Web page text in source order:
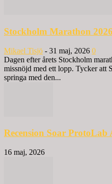
Stockholm Marathon
Mikael Tisjö - 31 maj, 2026 0
Dagen efter årets Stockholm
missnöjd med ett lopp. Tycker att
springa med den...
Recension Soar ProtoLab
16 maj, 2026